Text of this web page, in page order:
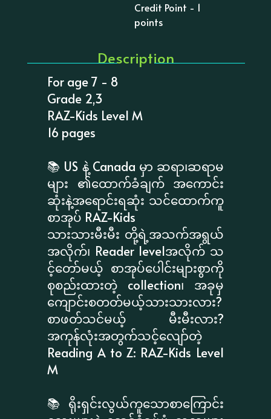
Credit Point - 1
points
Description
For age 7 - 8
Grade 2,3
RAZ-Kids Level M
16 pages
📚 US နဲ့ Canada မှာ ဆရာ၊ဆရာမ
များ ၏ထောက်ခံချက် အကောင်း
ဆုံးနဲ့အရောင်းရဆုံး သင်ထောက်ကူ
စာအုပ် RAZ-Kids
သားသားမီးမီး တို့ရဲ့အသက်အရွယ်
အလိုက်၊ Reader levelအလိုက် သ
င့်တော်မယ့် စာအုပ်ပေါင်းများစွာကို
စုစည်းထားတဲ့ collection၊ အခုမှ
ကျောင်းစတတ်မယ့်သားသားလား?
စာဖတ်သင်မယ့် မီးမီးလား?
အကုန်လုံးအတွက်သင့်လျော်တဲ့
Reading A to Z: RAZ-Kids Level
M
📚 ရိုးရှင်းလွယ်ကူသောစာကြောင်း